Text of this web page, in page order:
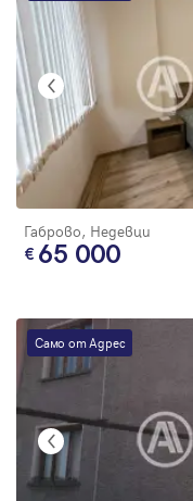
Габрово, Недевци
65 000
Само от Адрес